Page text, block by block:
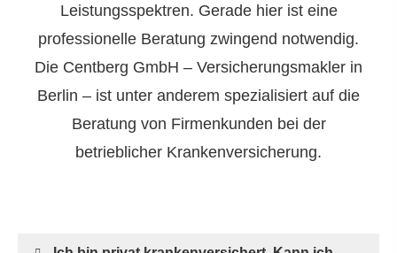
Leistungsspektren. Gerade hier ist eine
professionelle Beratung zwingend notwendig.
Die Centberg GmbH – Ver­sicherungs­makler in
Berlin – ist unter anderem spezialisiert auf die
Beratung von Firmenkunden bei der
betrieblicher Kranken­ver­si­che­rung.